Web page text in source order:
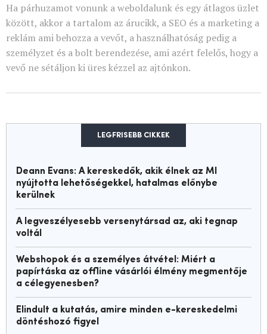
Ha párhuzamot vonunk a weboldalunk és egy átlagos üzlet
között, akkor a tartalom az árucikk, a SEO és a marketing a
reklám ami behozza a vevőt, a használhatóság pedig a
személyzet és a bolt berendezése, ami azért felelős, hogy a
vevő ne sétáljon ki üres kézzel az ajtónkon.
LEGFRISEBB CIKKEK
Deann Evans: A kereskedők, akik élnek az MI
nyújtotta lehetőségekkel, hatalmas előnybe
kerülnek
A legveszélyesebb versenytársad az, aki tegnap
voltál
Webshopok és a személyes átvétel: Miért a
papírtáska az offline vásárlói élmény megmentője
a célegyenesben?
Elindult a kutatás, amire minden e-kereskedelmi
döntéshozó figyel